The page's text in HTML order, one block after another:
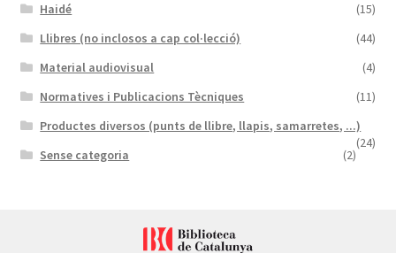
Haidé
(15)
Llibres (no inclosos a cap col·lecció)
(44)
Material audiovisual
(4)
Normatives i Publicacions Tècniques
(11)
Productes diversos (punts de llibre, llapis, samarretes, ...)
(24)
Sense categoria (2)